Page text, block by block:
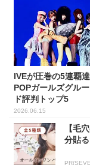
IVEが圧巻の5連覇
POPガールズグル
ド評判トップ5
2026.06.15
【毛
分貼